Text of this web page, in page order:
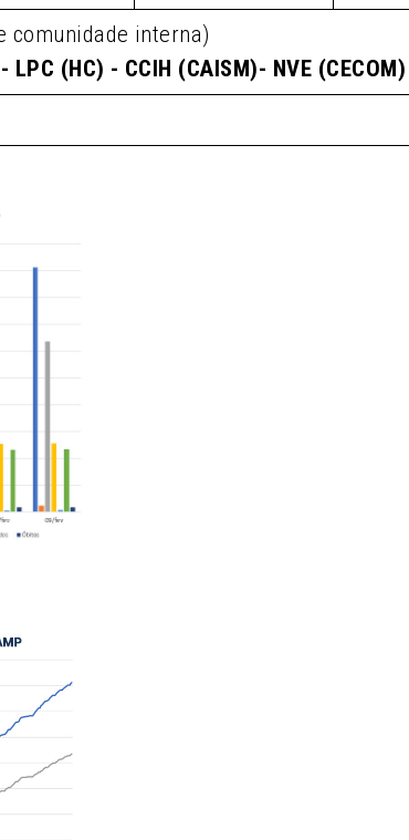
comunidade interna)
(HC) - CCIH (CAISM)- NVE (CECOM)